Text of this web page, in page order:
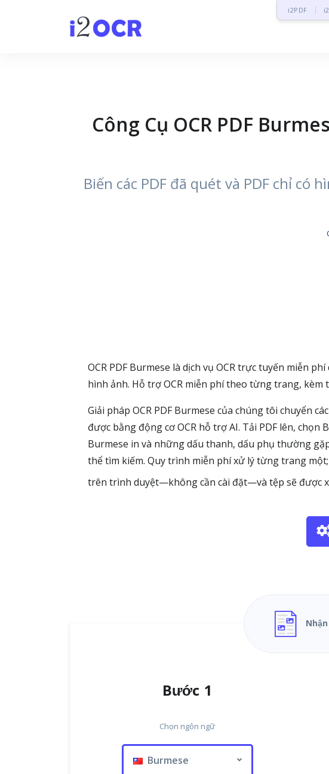
i2PDF
Công Cụ OCR PDF
Biến các PDF đã quét và PDF chỉ
OCR PDF Burmese là dịch vụ OCR trực tuyến miễn
hình ảnh. Hỗ trợ OCR miễn phí theo từng trang, kèm
Giải pháp OCR PDF Burmese của chúng tôi chuyển
được bằng động cơ OCR hỗ trợ AI. Tải PDF lên,
Burmese in và những dấu thanh, dấu phụ thường
thể tìm kiếm. Quy trình miễn phí xử lý từng trang
trên trình duyệt—không cần cài đặt—và tệp sẽ được
Bước 1
Chọn ngôn ngữ
Burmese